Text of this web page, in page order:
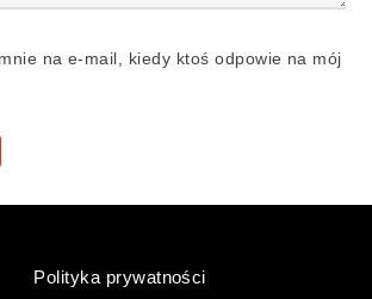
na e-mail, kiedy ktoś odpowie na mój
Polityka prywatności